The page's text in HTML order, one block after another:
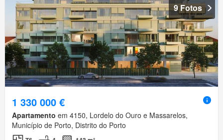
9 Fotos
1 330 000 €
Apartamento em 4150, Lordelo do Ouro e Massarelos,
Município de Porto, Distrito do Porto